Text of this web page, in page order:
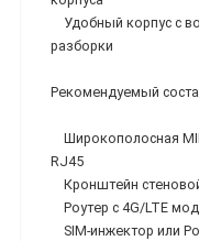
Удобный корпус с
разборки
Рекомендуемый
Широкополосная
RJ45
Кронштейн
Роутер с 4G/LTE
SIM-инжектор или